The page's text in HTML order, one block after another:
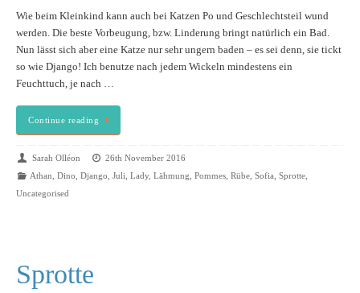
Wie beim Kleinkind kann auch bei Katzen Po und Geschlechtsteil wund
werden. Die beste Vorbeugung, bzw. Linderung bringt natürlich ein Bad.
Nun lässt sich aber eine Katze nur sehr ungern baden – es sei denn, sie tickt
so wie Django! Ich benutze nach jedem Wickeln mindestens ein
Feuchttuch, je nach …
Continue reading
Sarah Olléon
26th November 2016
Athan Dino Django Juli Lady, Lähmung Pommes, Rübe, Sofia Sprotte,
Uncategorised
Sprotte